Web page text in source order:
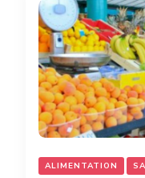
ALIMENTATION